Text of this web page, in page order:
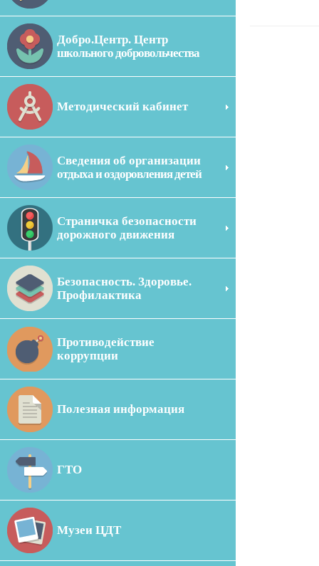
Добро.Центр. Центр
школьного добровольчества
Методический кабинет
Сведения об организации
отдыха и оздоровления детей
Страничка безопасности
дорожного движения
Безопасность. Здоровье.
Профилактика
Противодействие
коррупции
Полезная информация
ГТО
Музеи ЦДТ